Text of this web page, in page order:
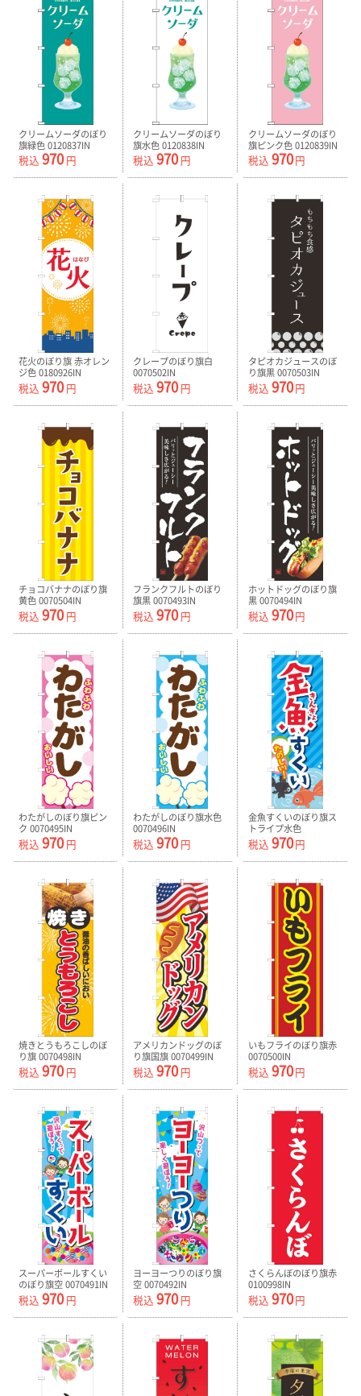
クリームソーダのぼり
旗緑色 0120837IN
税込 970 円
クリームソーダのぼり
旗水色 0120838IN
税込 970円
クリームソーダのぼり
旗ピンク色 0120839IN
税込 970円
花火のぼり旗 赤オレン
ジ色 0180926IN
税込 970 円
クレープのぼり旗白
0070502IN
税込 970円
タピオカジュースのぼ
り旗黒 0070503IN
税込 970円
チョコバナナのぼり旗
黄色 0070504IN
税込 970 円
フランクフルトのぼり
旗黒 0070493IN
税込 970円
ホットドッグのぼり旗
黒 0070494IN
税込 970円
わたがしのぼり旗ピン
ク 0070495IN
税込 970 円
わたがしのぼり旗水色
0070496IN
税込 970円
金魚すくいのぼり旗ス
トライプ水色
0070497IN
税込 970円
焼きとうもろこしのぼ
り旗 0070498IN
税込 970 円
アメリカンドッグのぼ
り旗国旗 0070499IN
税込 970円
いもフライのぼり旗赤
0070500IN
税込 970円
スーパーボールすくい
のぼり旗空 0070491IN
税込 970 円
ヨーヨーつりのぼり旗
空 0070492IN
税込 970円
さくらんぼのぼり旗赤
0100998IN
税込 970円